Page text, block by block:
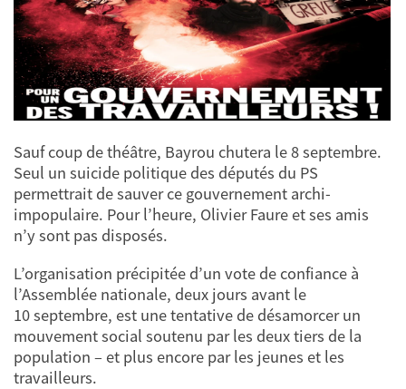
Sauf coup de théâtre, Bayrou chutera le 8 septembre.
Seul un suicide politique des députés du PS
permettrait de sauver ce gouvernement archi-
impopulaire. Pour l’heure, Olivier Faure et ses amis
n’y sont pas disposés.
L’organisation précipitée d’un vote de confiance à
l’Assemblée nationale, deux jours avant le
10 septembre, est une tentative de désamorcer un
mouvement social soutenu par les deux tiers de la
population – et plus encore par les jeunes et les
travailleurs.